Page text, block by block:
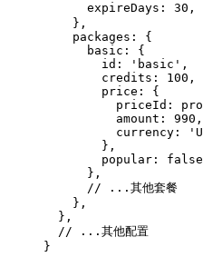
      expireDays:
30 ,
    },
    packages: {
      basic: {
        id:
'basic' ,
        credits:
100 ,
        price: {
priceId:
          amount:
990 ,
          currency:
        },
        popular:
false
      },
      // ...其他套餐
    },
  },
  // ...其他配置
}